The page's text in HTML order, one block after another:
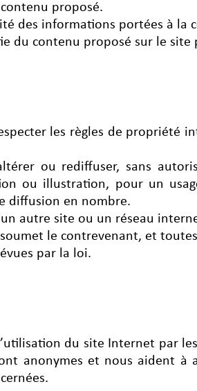
proposé.
des informations portées à la
du contenu proposé sur le site
les règles de propriété
ou rediffuser, sans
ou illustration, pour un
diffusion en nombre.
autre site ou un réseau
le contrevenant, et
par la loi.
du site Internet par
anonymes et nous aident